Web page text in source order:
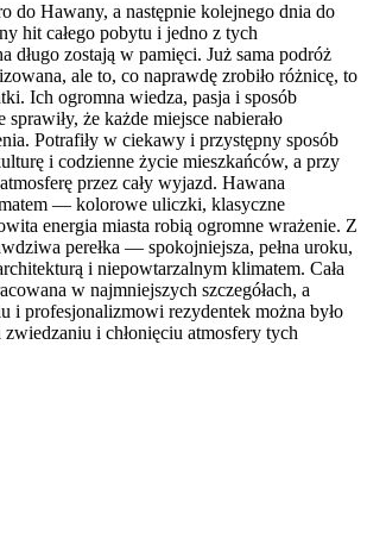
do Hawany, a następnie kolejnego dnia do
hit całego pobytu i jedno z tych
długo zostają w pamięci. Już sama podróż
ale to, co naprawdę zrobiło różnicę, to
Ich ogromna wiedza, pasja i sposób
że każde miejsce nabierało
Potrafiły w ciekawy i przystępny sposób
i codzienne życie mieszkańców, a przy
przez cały wyjazd. Hawana
— kolorowe uliczki, klasyczne
energia miasta robią ogromne wrażenie. Z
perełka — spokojniejsza, pełna uroku,
i niepowtarzalnym klimatem. Cała
w najmniejszych szczegółach, a
i profesjonalizmowi rezydentek można było
zwiedzaniu i chłonięciu atmosfery tych